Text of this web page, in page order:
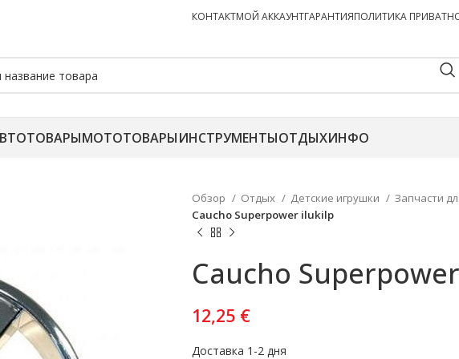
КОНТАКТМОЙ АККАУНТГАРАНТИЯПОЛИТИКА
МОТОТОВАРЫИНСТРУМЕНТЫОТДЫХИНФО
Обзор Отдых Детские игрушки
Запчасти
Caucho Superpower ilukilp
Caucho
12,25 €
Доставка 1-2 дня